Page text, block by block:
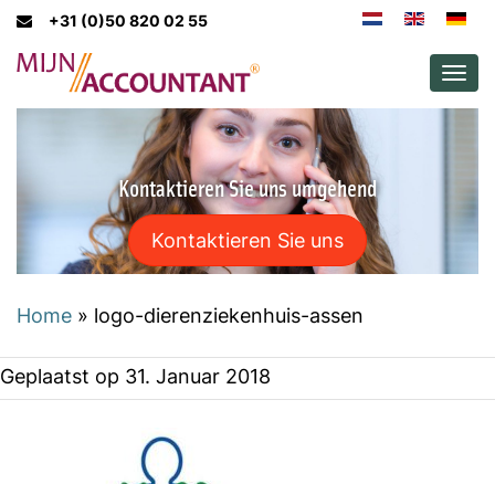
+31 (0)50 820 02 55
Kontaktieren Sie uns umgehend
Kontaktieren Sie uns
Home » logo-dierenziekenhuis-assen
Geplaatst op 31. Januar 2018